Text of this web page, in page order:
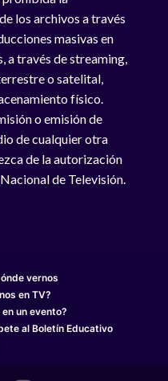
los archivos a través
masivas en
a través de streaming,
o satelital,
físico.
o emisión de
de cualquier otra
de la autorización
de Televisión.
vernos
en TV?
un evento?
al Boletín Educativo